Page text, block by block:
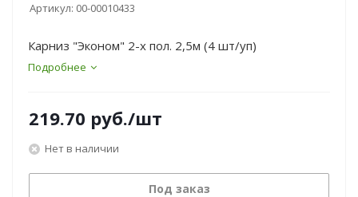
Артикул: 00-00010433
Карниз "Эконом" 2-х пол. 2,5м (4 шт/уп)
Подробнее
219.70 руб./шт
Нет в наличии
Под заказ